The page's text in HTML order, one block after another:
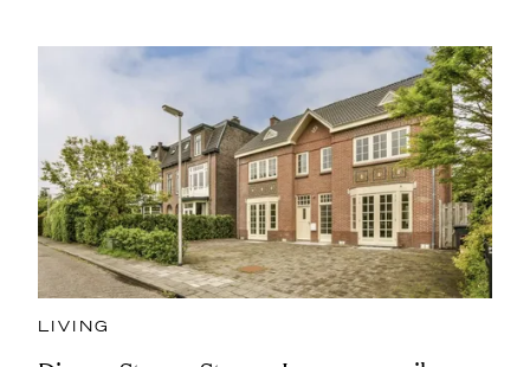
LIVING